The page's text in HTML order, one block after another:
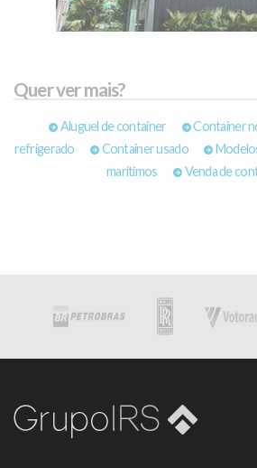
Quer ver mais?
Aluguel de container Container
refrigerado
Container usado
marítimos
Venda de